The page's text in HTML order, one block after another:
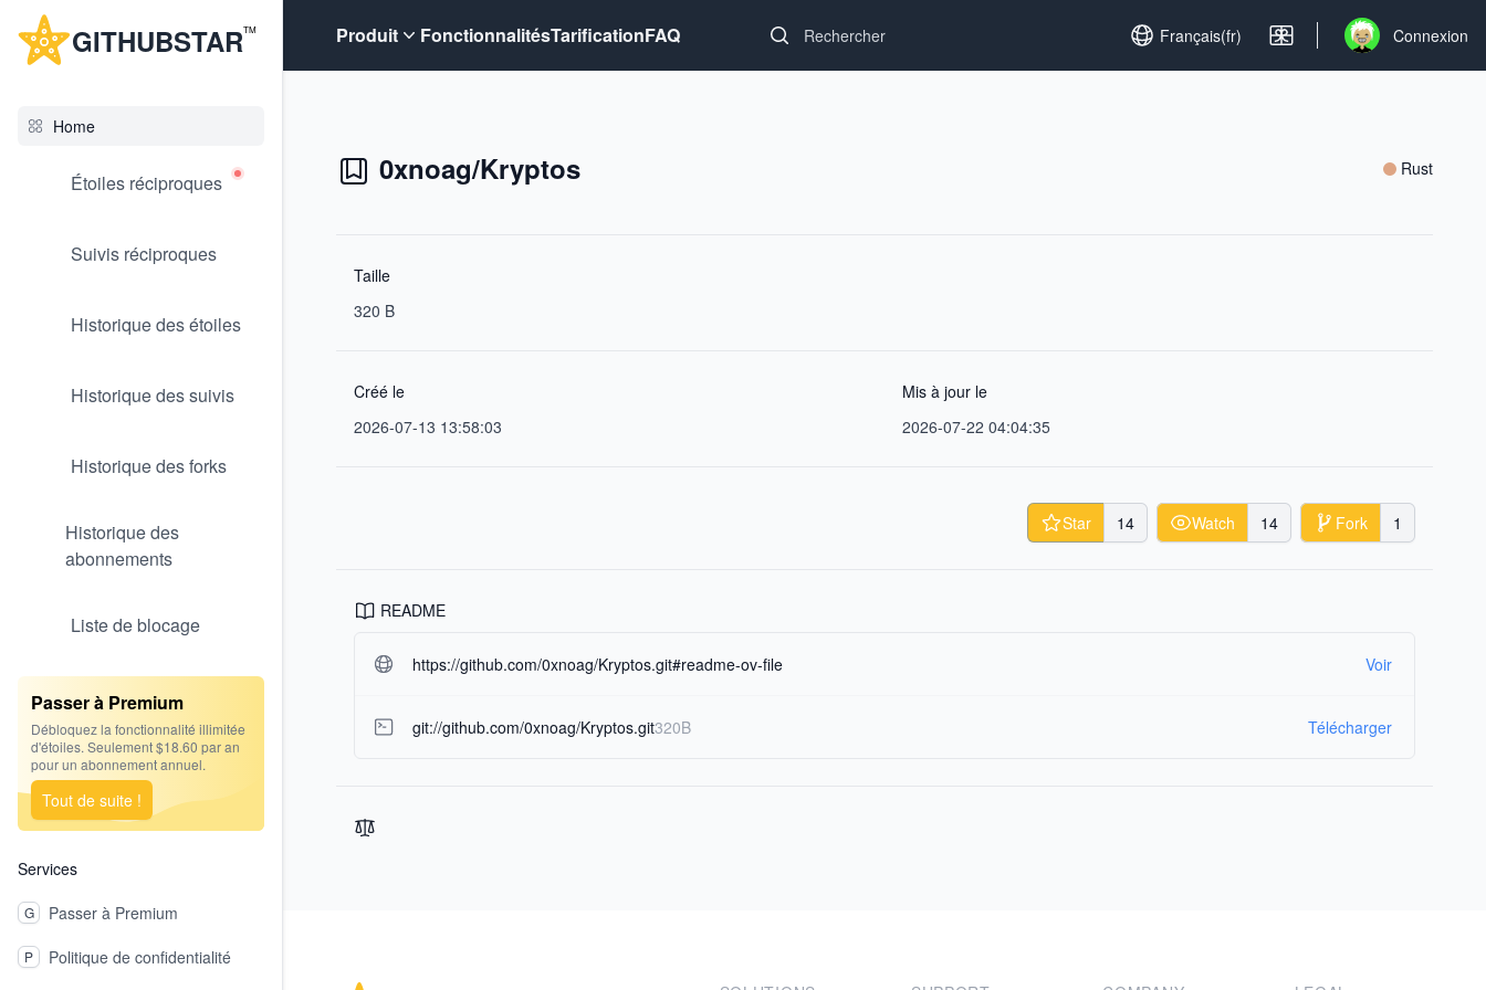
GITHUBSTARTM
Home
Étoiles réciproques
Suivis réciproques
Historique des étoiles
Historique des suivis
Historique des forks
Historique des
abonnements
Liste de blocage
Passer à Premium
Débloquez la fonctionnalité illimitée
d'étoiles. Seulement $18.60 par an
pour un abonnement annuel.
Tout de suite !
Services
G Passer à Premium
P Politique de confidentialité
Produit FonctionnalitésTarificationFAQ
Set language
Français(fr) Open user menu
Connexion
0xnoag/Kryptos Rust
Taille
320 B
Créé le
2026-07-13 13:58:03
Mis à jour le
2026-07-22 04:04:35
Star 14 Watch 14 Fork 1
README
https://github.com/0xnoag/Kryptos.git#readme-ov-file Voir
git://github.com/0xnoag/Kryptos.git320B Télécharger